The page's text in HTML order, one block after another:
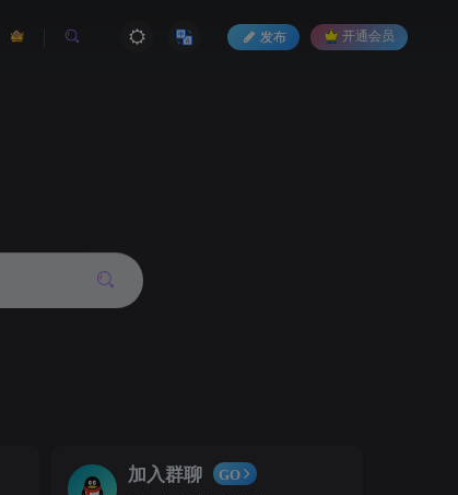
发布 开通会员
加入群聊
GO